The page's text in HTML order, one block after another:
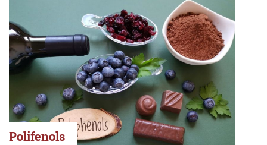
Polifenols